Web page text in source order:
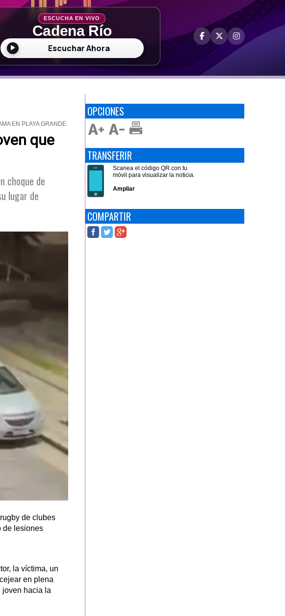
ESCUCHA EN VIVO
Cadena Río
Escuchar Ahora
EN PLAYA GRANDE
que
choque de
lugar de
de clubes
de lesiones
la víctima, un
en plena
joven hacia la
OPCIONES
TRANSFERIR
Scanea el código QR con tu
móvil para visualizar la noticia.
Ampliar
COMPARTIR